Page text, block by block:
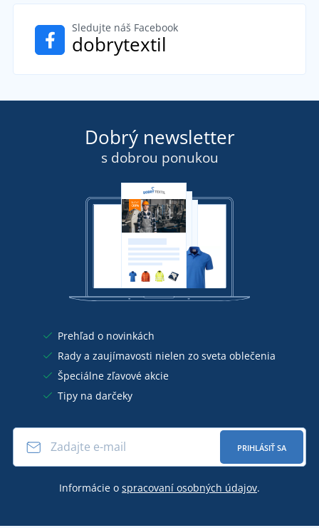
Sledujte náš Facebook
dobrytextil
Dobrý newsletter
s dobrou ponukou
Prehľad o novinkách
Rady a zaujímavosti nielen zo sveta oblečenia
Špeciálne zľavové akcie
Tipy na darčeky
PRIHLÁSIŤ SA
Informácie o spracovaní osobných údajov.